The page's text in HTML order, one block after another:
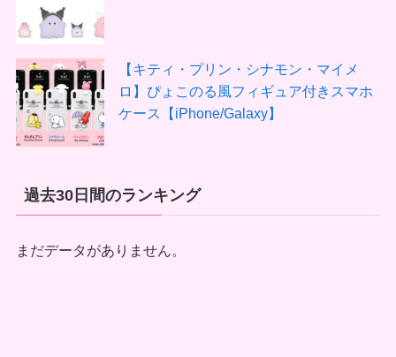
【キティ・プリン・シナモン・マイメ
ロ】ぴょこのる風フィギュア付きスマホ
ケース【iPhone/Galaxy】
過去30日間のランキング
まだデータがありません。